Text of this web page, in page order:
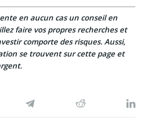
en aucun cas un conseil en
faire vos propres recherches et
comporte des risques. Aussi,
se trouvent sur cette page et